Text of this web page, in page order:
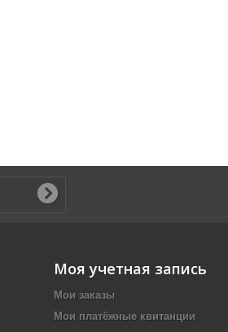
Моя учетная запись
Мои заказы
Мои платёжные квитанции